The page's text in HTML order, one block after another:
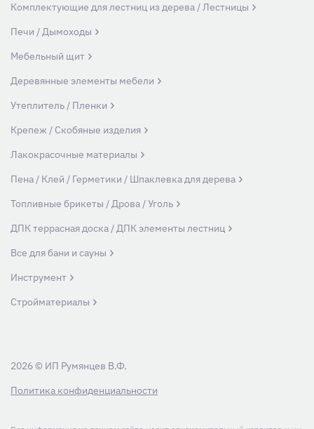
Комплектующие для лестниц из дерева / Лестницы
Печи / Дымоходы
Мебельный щит
Деревянные элементы мебели
Утеплитель / Пленки
Крепеж / Скобяные изделия
Лакокрасочные материалы
Пена / Клей / Герметики / Шпаклевка для дерева
Топливные брикеты / Дрова / Уголь
ДПК террасная доска / ДПК элементы лестниц
Все для бани и сауны
Инструмент
Стройматериалы
Политика конфиденциальности
2026 © ИП Румянцев В.Ф.